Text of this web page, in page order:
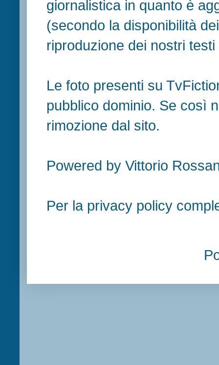
giornalistica in quanto è
(secondo la disponibilità
riproduzione dei nostri
Le foto presenti su
pubblico dominio. Se così
rimozione dal sito.
Powered by Vittorio
Per la privacy policy